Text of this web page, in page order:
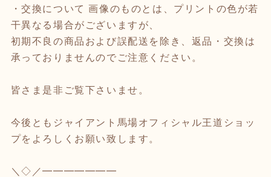
・交換について 画像のものとは、プリントの色が若
干異なる場合がございますが、
初期不良の商品および誤配送を除き、返品・交換は
承っておりませんのでご注意ください。
皆さま是非ご覧下さいませ。
今後ともジャイアント馬場オフィシャル王道ショッ
プをよろしくお願い致します。
＼◇／━━━━━━━